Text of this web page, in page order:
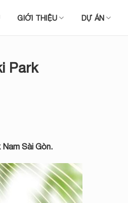
GIỚI THIỆU DỰ ÁN
Park
Nam Sài Gòn.